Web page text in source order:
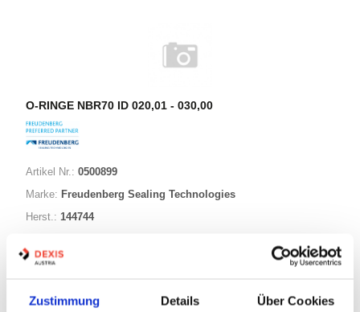
Zustimmung Details Über Cookies
O-RINGE NBR70 ID 020,01 - 030,00
Artikel Nr.: 0500899
Marke: Freudenberg Sealing Technologies
Herst.: 144744
ID: 28,50mm